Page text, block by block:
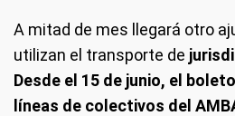
A mitad de mes llegará otro
utilizan el transporte de
Desde el 15 de junio, el
líneas de colectivos del